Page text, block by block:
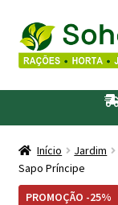
Ir
para
a
navegação
Saltar
para
o
conteúdoAgricultura
Drogaria
Início Jardim
Sapo Príncipe
PROMOÇÃO -25%